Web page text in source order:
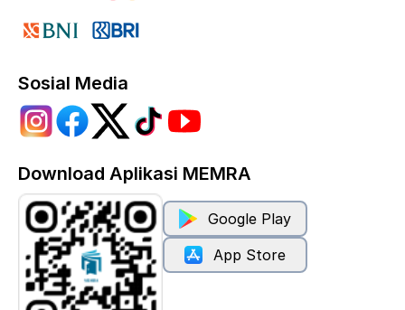
Sosial Media
Download Aplikasi MEMRA
Google Play
App Store